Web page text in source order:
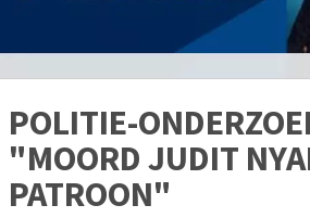
POLITIE-
"MOORD JUDIT
PATROON"